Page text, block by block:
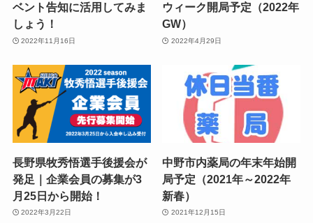
ベント告知に活用してみま
しょう！
2022年11月16日
ウィーク開局予定（2022年
GW）
2022年4月29日
長野県牧秀悟選手後援会が
発足｜企業会員の募集が3
月25日から開始！
2022年3月22日
中野市内薬局の年末年始開
局予定（2021年～2022年
新春）
2021年12月15日